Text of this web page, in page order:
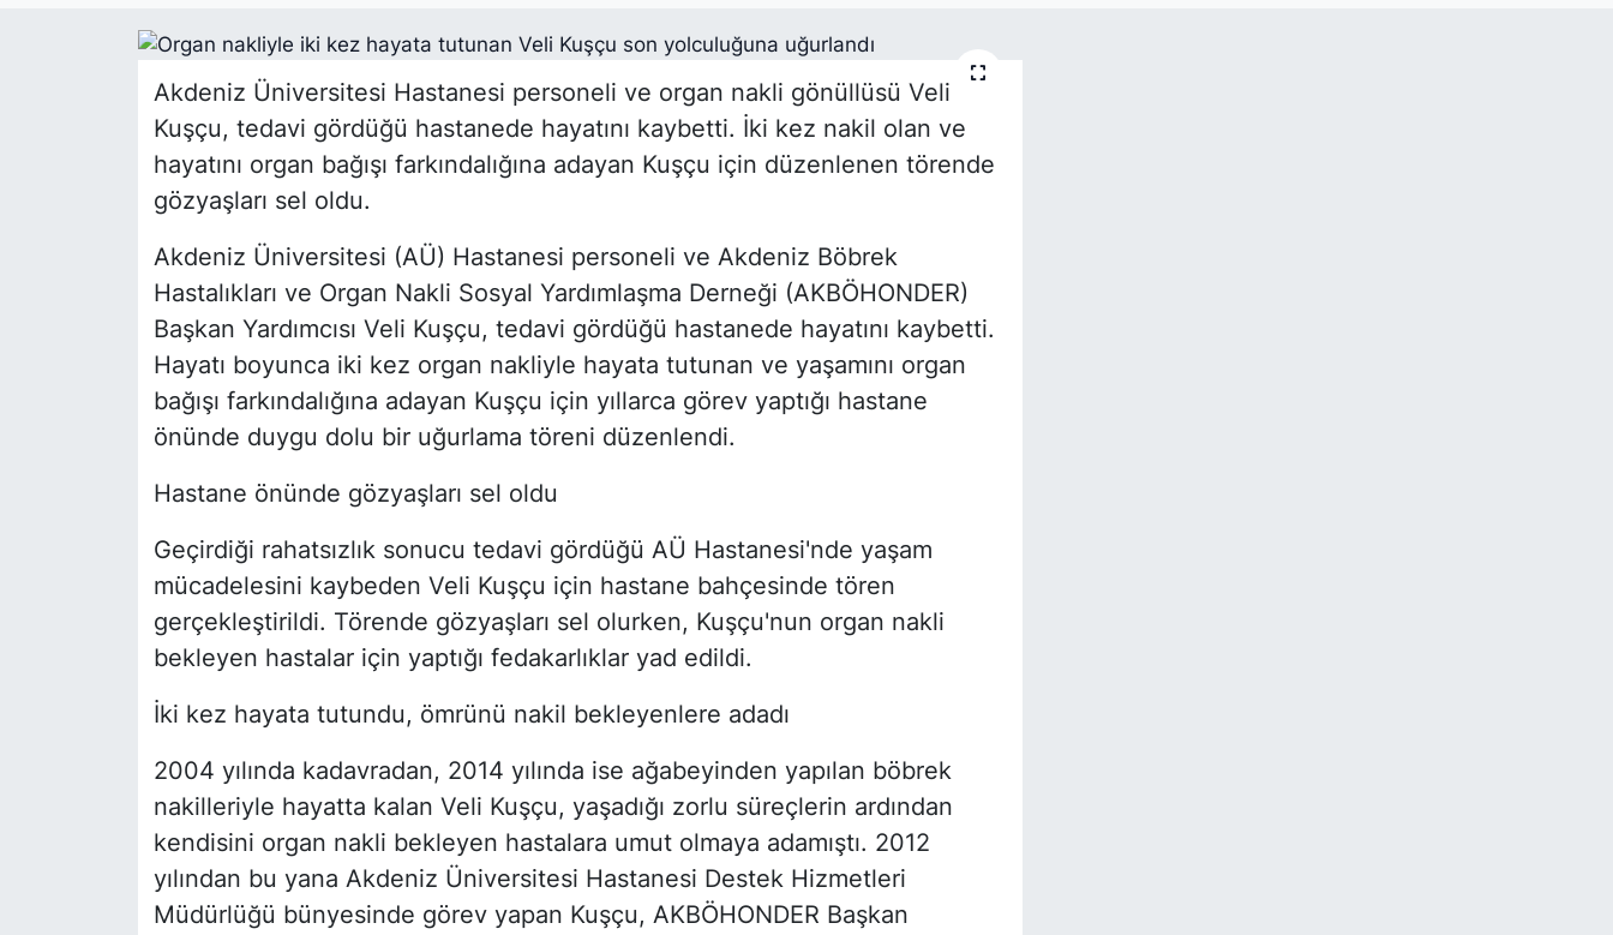
Akdeniz Üniversitesi Hastanesi personeli ve organ nakli gönüllüsü Veli
Kuşçu, tedavi gördüğü hastanede hayatını kaybetti. İki kez nakil olan ve
hayatını organ bağışı farkındalığına adayan Kuşçu için düzenlenen törende
gözyaşları sel oldu.
Akdeniz Üniversitesi (AÜ) Hastanesi personeli ve Akdeniz Böbrek
Hastalıkları ve Organ Nakli Sosyal Yardımlaşma Derneği (AKBÖHONDER)
Başkan Yardımcısı Veli Kuşçu, tedavi gördüğü hastanede hayatını kaybetti.
Hayatı boyunca iki kez organ nakliyle hayata tutunan ve yaşamını organ
bağışı farkındalığına adayan Kuşçu için yıllarca görev yaptığı hastane
önünde duygu dolu bir uğurlama töreni düzenlendi.
Hastane önünde gözyaşları sel oldu
Geçirdiği rahatsızlık sonucu tedavi gördüğü AÜ Hastanesi'nde yaşam
mücadelesini kaybeden Veli Kuşçu için hastane bahçesinde tören
gerçekleştirildi. Törende gözyaşları sel olurken, Kuşçu'nun organ nakli
bekleyen hastalar için yaptığı fedakarlıklar yad edildi.
İki kez hayata tutundu, ömrünü nakil bekleyenlere adadı
2004 yılında kadavradan, 2014 yılında ise ağabeyinden yapılan böbrek
nakilleriyle hayatta kalan Veli Kuşçu, yaşadığı zorlu süreçlerin ardından
kendisini organ nakli bekleyen hastalara umut olmaya adamıştı. 2012
yılından bu yana Akdeniz Üniversitesi Hastanesi Destek Hizmetleri
Müdürlüğü bünyesinde görev yapan Kuşçu, AKBÖHONDER Başkan
Siyaset
YEREL HABER
Haberde insan